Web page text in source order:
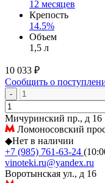
12 месяцев
Крепость
14.5%
Объем
1,5 л
10 033 ₽
Сообщить о
-
Мичуринский пр., д 16
Ломоносовский
◆Нет в наличии
+7 (985) 761-63-24
vinoteki.ru@yandex.ru
Воротынская ул., д 16